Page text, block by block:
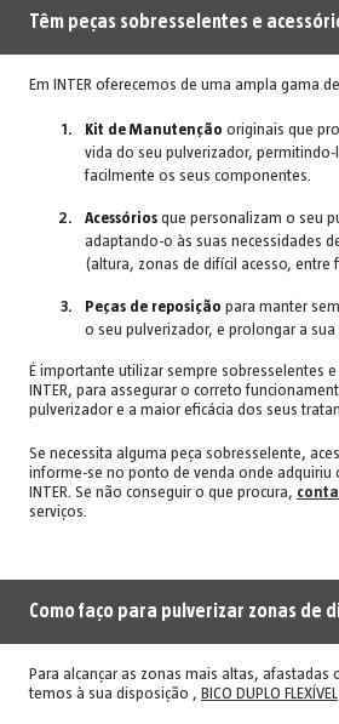
Têm peças sobresselentes e
Em INTER oferecemos de uma ampla gama
Kit de Manutenção originais que
vida do seu pulverizador,
facilmente os seus componentes.
Acessórios que personalizam o seu
adaptando-o às suas necessidades
(altura, zonas de difícil acesso, entre
Peças de reposição para manter
o seu pulverizador, e prolongar a sua
É importante utilizar sempre sobresselentes
INTER, para assegurar o correto
pulverizador e a maior eficácia dos seus
Se necessita alguma peça sobresselente,
informe-se no ponto de venda onde adquiriu
INTER. Se não conseguir o que procura,
serviços.
Como faço para pulverizar zonas de
Para alcançar as zonas mais altas, afastadas
temos à sua disposição , BICO DUPLO FLEXÍVEL